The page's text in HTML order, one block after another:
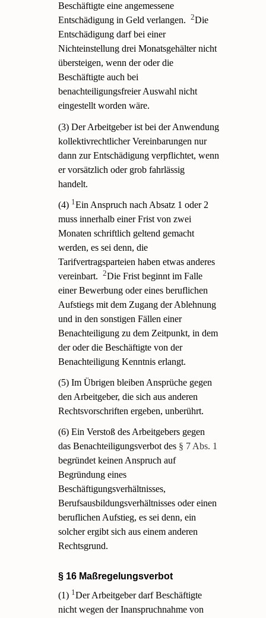
Beschäftigte eine angemessene
Entschädigung in Geld verlangen.
2Die
Entschädigung darf bei einer
Nichteinstellung drei Monatsgehälter nicht
übersteigen, wenn der oder die
Beschäftigte auch bei
benachteiligungsfreier Auswahl nicht
eingestellt worden wäre.
(3) Der Arbeitgeber ist bei der Anwendung
kollektivrechtlicher Vereinbarungen nur
dann zur Entschädigung verpflichtet, wenn
er vorsätzlich oder grob fahrlässig
handelt.
(4) 1Ein Anspruch nach Absatz 1 oder 2
muss innerhalb einer Frist von zwei
Monaten schriftlich geltend gemacht
werden, es sei denn, die
Tarifvertragsparteien haben etwas anderes
vereinbart.
2Die Frist beginnt im Falle
einer Bewerbung oder eines beruflichen
Aufstiegs mit dem Zugang der Ablehnung
und in den sonstigen Fällen einer
Benachteiligung zu dem Zeitpunkt, in dem
der oder die Beschäftigte von der
Benachteiligung Kenntnis erlangt.
(5) Im Übrigen bleiben Ansprüche gegen
den Arbeitgeber, die sich aus anderen
Rechtsvorschriften ergeben, unberührt.
(6) Ein Verstoß des Arbeitgebers gegen
das Benachteiligungsverbot des § 7 Abs. 1
begründet keinen Anspruch auf
Begründung eines
Beschäftigungsverhältnisses,
Berufsausbildungsverhältnisses oder einen
beruflichen Aufstieg, es sei denn, ein
solcher ergibt sich aus einem anderen
Rechtsgrund.
§ 16 Maßregelungsverbot
(1) 1Der Arbeitgeber darf Beschäftigte
nicht wegen der Inanspruchnahme von